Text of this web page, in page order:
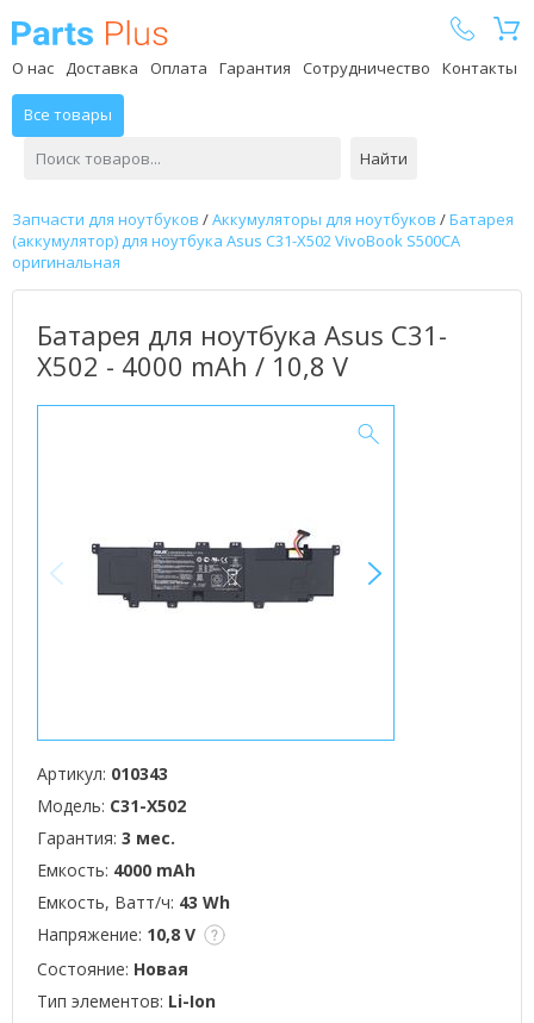
О нас Доставка Оплата Гарантия Сотрудничество Контакты
Все товары
Найти
Запчасти для ноутбуков /Аккумуляторы для ноутбуков /Батарея
(аккумулятор) для ноутбука Asus C31-X502 VivoBook S500CA
оригинальная
Батарея для ноутбука Asus C31-
X502 - 4000 mAh / 10,8 V
Артикул: 010343
Модель: C31-X502
Гарантия: 3 мес.
Емкость: 4000 mAh
Емкость, Ватт/ч: 43 Wh
Напряжение: 10,8 V
Состояние: Новая
Тип элементов: Li-Ion